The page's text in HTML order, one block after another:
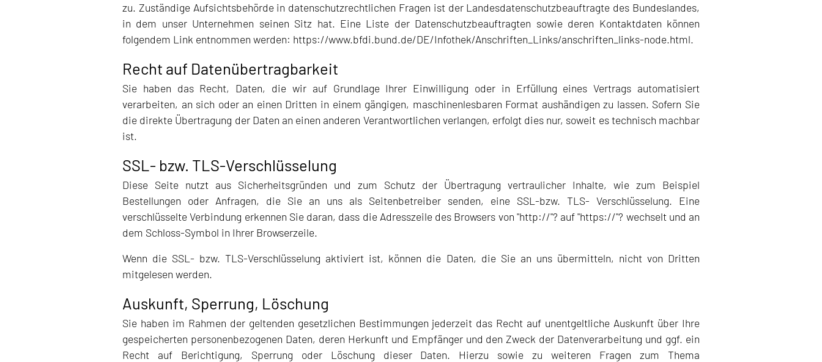
zu. Zuständige Aufsichtsbehörde in datenschutzrechtlichen Fragen ist der Landesdatenschutzbeauftragte des Bundeslandes,
in dem unser Unternehmen seinen Sitz hat. Eine Liste der Datenschutzbeauftragten sowie deren Kontaktdaten können
folgendem Link entnommen werden: https://www.bfdi.bund.de/DE/Infothek/Anschriften_Links/anschriften_links-node.html.
Recht auf Datenübertragbarkeit
Sie haben das Recht, Daten, die wir auf Grundlage Ihrer Einwilligung oder in Erfüllung eines Vertrags automatisiert
verarbeiten, an sich oder an einen Dritten in einem gängigen, maschinenlesbaren Format aushändigen zu lassen. Sofern Sie
die direkte Übertragung der Daten an einen anderen Verantwortlichen verlangen, erfolgt dies nur, soweit es technisch machbar
ist.
SSL- bzw. TLS-Verschlüsselung
Diese Seite nutzt aus Sicherheitsgründen und zum Schutz der Übertragung vertraulicher Inhalte, wie zum Beispiel
Bestellungen oder Anfragen, die Sie an uns als Seitenbetreiber senden, eine SSL-bzw. TLS- Verschlüsselung. Eine
verschlüsselte Verbindung erkennen Sie daran, dass die Adresszeile des Browsers von "http://"? auf "https://"? wechselt und an
dem Schloss-Symbol in Ihrer Browserzeile.
Wenn die SSL- bzw. TLS-Verschlüsselung aktiviert ist, können die Daten, die Sie an uns übermitteln, nicht von Dritten
mitgelesen werden.
Auskunft, Sperrung, Löschung
Sie haben im Rahmen der geltenden gesetzlichen Bestimmungen jederzeit das Recht auf unentgeltliche Auskunft über Ihre
gespeicherten personenbezogenen Daten, deren Herkunft und Empfänger und den Zweck der Datenverarbeitung und ggf. ein
Recht auf Berichtigung, Sperrung oder Löschung dieser Daten. Hierzu sowie zu weiteren Fragen zum Thema